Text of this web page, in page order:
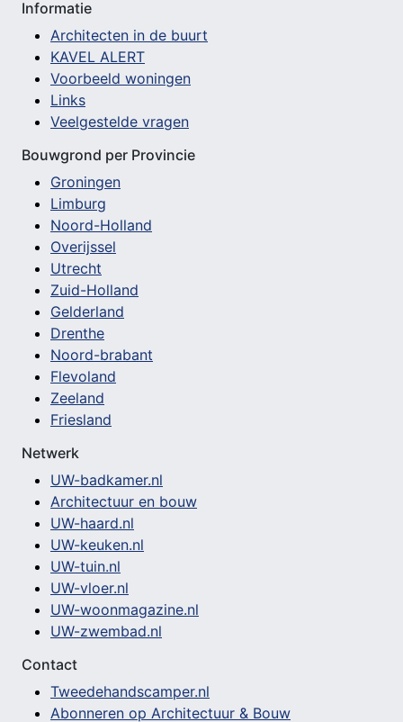
Informatie
Architecten in de buurt
KAVEL ALERT
Voorbeeld woningen
Links
Veelgestelde vragen
Bouwgrond per Provincie
Groningen
Limburg
Noord-Holland
Overijssel
Utrecht
Zuid-Holland
Gelderland
Drenthe
Noord-brabant
Flevoland
Zeeland
Friesland
Netwerk
UW-badkamer.nl
Architectuur en bouw
UW-haard.nl
UW-keuken.nl
UW-tuin.nl
UW-vloer.nl
UW-woonmagazine.nl
UW-zwembad.nl
Contact
Tweedehandscamper.nl
Abonneren op Architectuur & Bouw